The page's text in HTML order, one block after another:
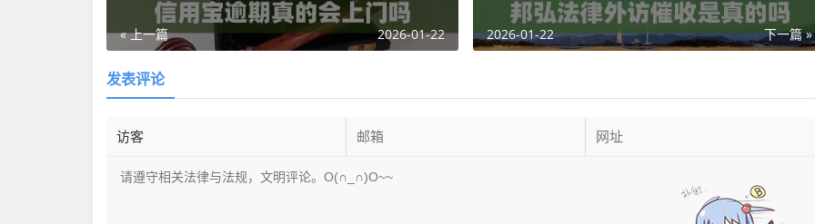
« 上一篇 2026-01-22 下一篇 »
2026-01-22
发表评论